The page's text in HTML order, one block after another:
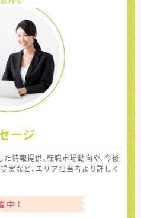
ージ
情報提供、転職市場動向や、今後
案など、エリア担当者より詳しく
！